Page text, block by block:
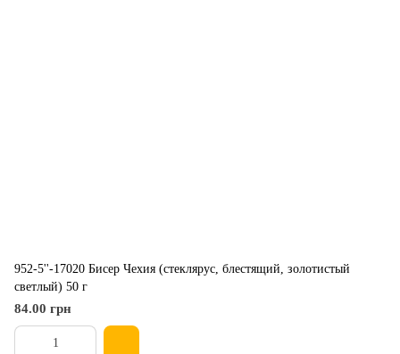
952-5''-17020 Бисер Чехия (стеклярус, блестящий, золотистый
светлый) 50 г
84.00 грн